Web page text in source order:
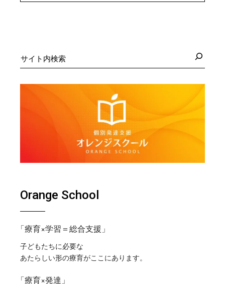
索
Orange School
「療育×学習＝総合支援」
子どもたちに必要な
あたらしい形の療育がここにあります。
「療育×発達」